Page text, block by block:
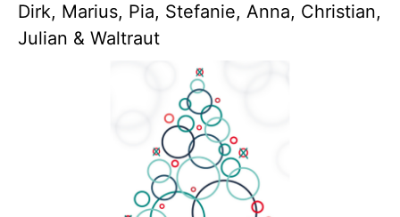
Dirk, Marius, Pia, Stefanie, Anna, Christian,
Julian & Waltraut